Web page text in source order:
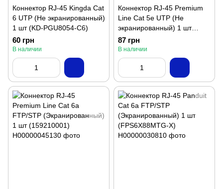
Коннектор RJ-45 Kingda Cat
6 UTP (Не экранированный)
1 шт (KD-PGU8054-C6)
60 грн
В наличии
Коннектор RJ-45 Premium
Line Cat 5e UTP (Не
экранированный) 1 шт
(155100002)
87 грн
В наличии